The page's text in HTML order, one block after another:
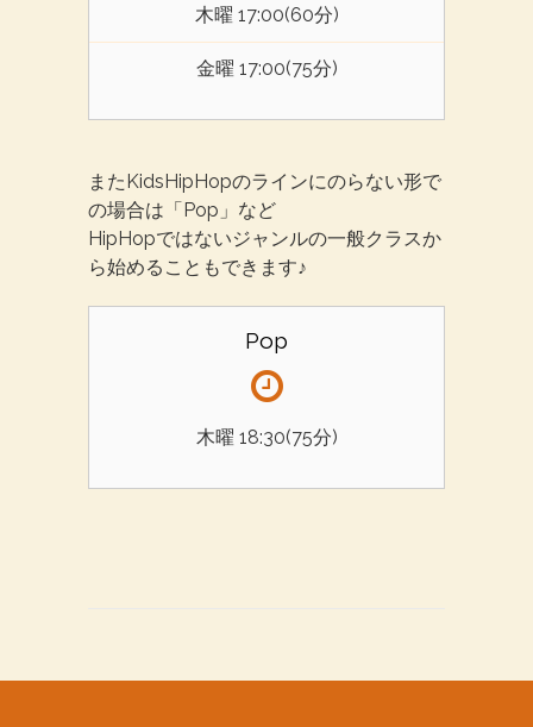
木曜 17:00(60分)
金曜 17:00(75分)
またKidsHipHopのラインにのらない形で
の場合は「Pop」など
HipHopではないジャンルの一般クラスか
ら始めることもできます♪
Pop
木曜 18:30(75分)